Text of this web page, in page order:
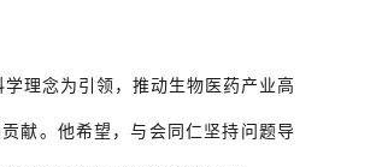
理念为引领，推动生物医药产业高
献。他希望，与会同仁坚持问题导